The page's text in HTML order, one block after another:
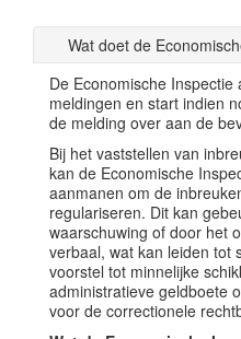
Wat doet de
De Economische
meldingen en start indien
de melding over aan de
Bij het vaststellen van
kan de Economische
aanmanen om de
regulariseren. Dit kan
waarschuwing of door het
verbaal, wat kan leiden tot
voorstel tot minnelijke
administratieve geldboete
voor de correctionele